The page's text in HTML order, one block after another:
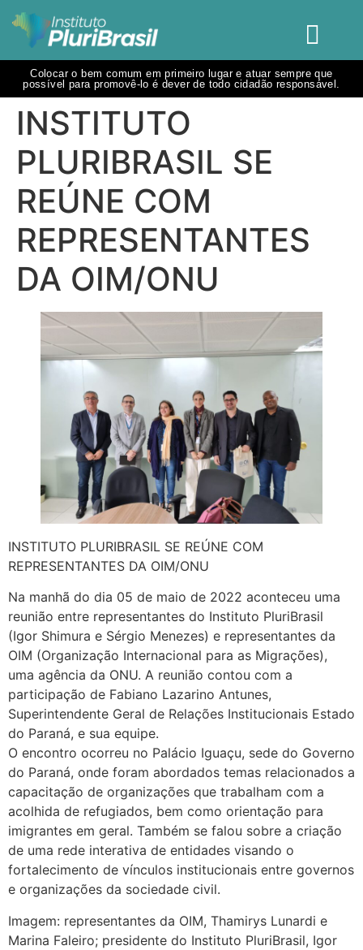
Colocar o bem comum em primeiro lugar e atuar sempre que
possível para promovê-lo é dever de todo cidadão responsável.
INSTITUTO
PLURIBRASIL SE
REÚNE COM
REPRESENTANTES
DA OIM/ONU
INSTITUTO PLURIBRASIL SE REÚNE COM
REPRESENTANTES DA OIM/ONU
Na manhã do dia 05 de maio de 2022 aconteceu uma
reunião entre representantes do Instituto PluriBrasil
(Igor Shimura e Sérgio Menezes) e representantes da
OIM (Organização Internacional para as Migrações),
uma agência da ONU. A reunião contou com a
participação de Fabiano Lazarino Antunes,
Superintendente Geral de Relações Institucionais Estado
do Paraná, e sua equipe.
O encontro ocorreu no Palácio Iguaçu, sede do Governo
do Paraná, onde foram abordados temas relacionados a
capacitação de organizações que trabalham com a
acolhida de refugiados, bem como orientação para
imigrantes em geral. Também se falou sobre a criação
de uma rede interativa de entidades visando o
fortalecimento de vínculos institucionais entre governos
e organizações da sociedade civil.
Imagem: representantes da OIM, Thamirys Lunardi e
Marina Faleiro; presidente do Instituto PluriBrasil, Igor